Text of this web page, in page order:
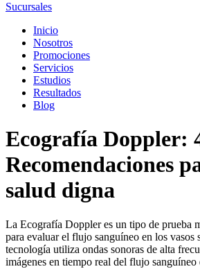
Sucursales
Inicio
Nosotros
Promociones
Servicios
Estudios
Resultados
Blog
Ecografía Doppler:
Recomendaciones
salud digna
La Ecografía Doppler es un tipo de prueba
para evaluar el flujo sanguíneo en los vasos
tecnología utiliza ondas sonoras de alta
imágenes en tiempo real del flujo sanguíneo